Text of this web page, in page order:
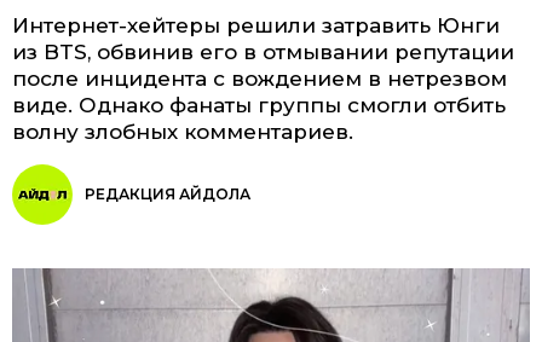
Интернет-хейтеры решили затравить Юнги
из BTS, обвинив его в отмывании репутации
после инцидента с вождением в нетрезвом
виде. Однако фанаты группы смогли отбить
волну злобных комментариев.
РЕДАКЦИЯ АЙДОЛА